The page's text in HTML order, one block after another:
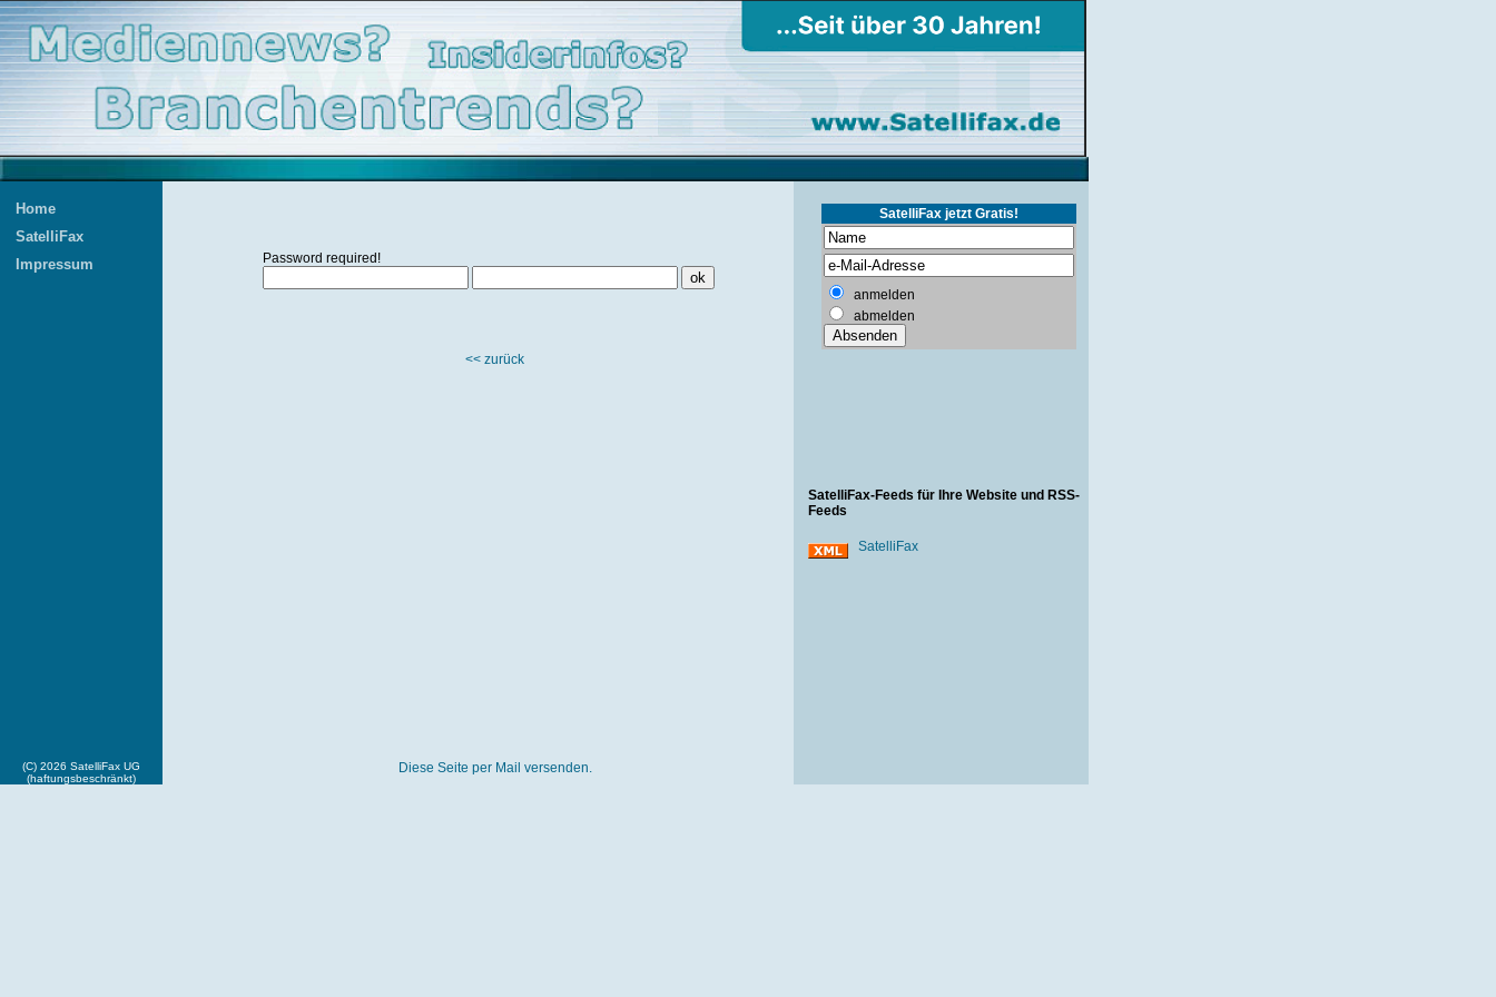
Home
SatelliFax
Impressum
Password required!
<< zurück
SatelliFax jetzt Gratis!
anmelden
abmelden
SatelliFax-Feeds für Ihre Website und RSS-
Feeds
SatelliFax
(C) 2026 SatelliFax UG
(haftungsbeschränkt)
Diese Seite per Mail versenden.